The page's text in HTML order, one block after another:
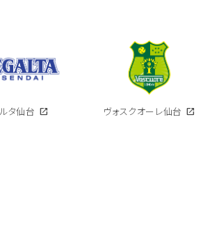
タ仙台 open_in_new ヴォスクオーレ仙台 open_in_new